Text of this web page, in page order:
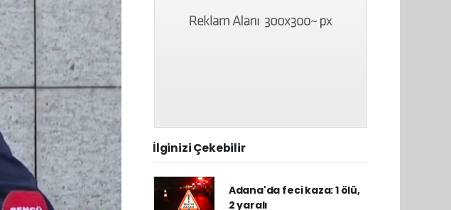
İlginizi Çekebilir
Adana'da feci kaza: 1 ölü,
2 yaralı